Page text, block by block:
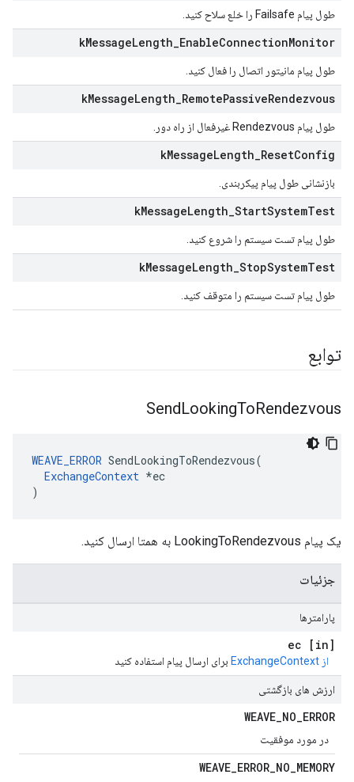
طول پیام Failsafe را خلع سلاح کنید.
kMessageLength EnableConnectionMonitor
طول پیام مانیتور اتصال را فعال کنید.
kMessageLength RemotePassiveRendezvous
طول پیام Rendezvous غیرفعال از راه دور.
kMessageLength ResetConfig
بازنشانی طول پیام پیکربندی.
kMessageLength StartSystemTest
طول پیام تست سیستم را شروع کنید.
kMessageLength StopSystemTest
طول پیام تست سیستم را متوقف کنید.
توابع
SendLookingToRendezvous
WEAVE_ERROR SendLookingToRendezvous(
ExchangeContext *ec
)
یک پیام LookingToRendezvous به همتا ارسال کنید.
جزئیات
پارامترها
[in] ec
از ExchangeContext برای ارسال پیام استفاده کنید
ارزش های بازگشتی
WEAVE_NO_ERROR
در مورد موفقیت
WEAVE_ERROR_NO_MEMORY